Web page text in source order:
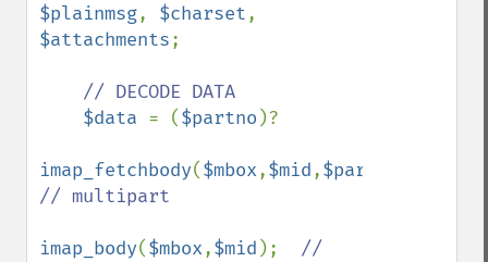
$plainmsg, $charset
$attachments;
// DECODE DATA
$data = ($partno )?
imap_fetchbody($mbox,$mid,$partno
// multipart
imap_body($mbox,$mid ); //